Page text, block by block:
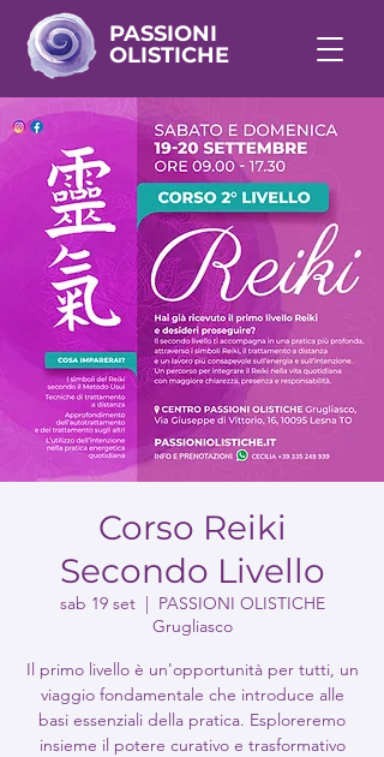
PASSIONI
OLISTICHE
Corso Reiki
Secondo Livello
sab 19 set
  |
PASSIONI OLISTICHE
Grugliasco
Il primo livello è un'opportunità per tutti, un
viaggio fondamentale che introduce alle
basi essenziali della pratica. Esploreremo
insieme il potere curativo e trasformativo